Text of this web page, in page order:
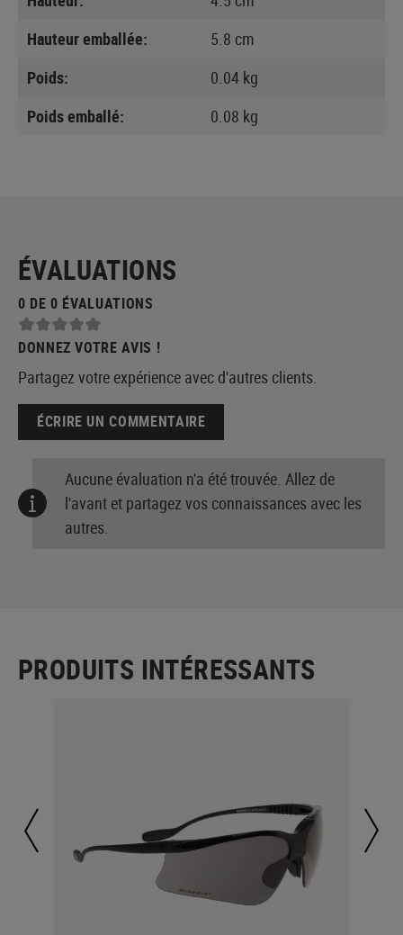
Hauteur emballée:
5.8 cm
Poids:
0.04 kg
Poids emballé:
0.08 kg
ÉVALUATIONS
0 DE 0 ÉVALUATIONS
DONNEZ VOTRE AVIS !
Partagez votre expérience avec d'autres clients.
ÉCRIRE UN COMMENTAIRE
Aucune évaluation n'a été trouvée. Allez de
l'avant et partagez vos connaissances avec les
autres.
PRODUITS INTÉRESSANTS